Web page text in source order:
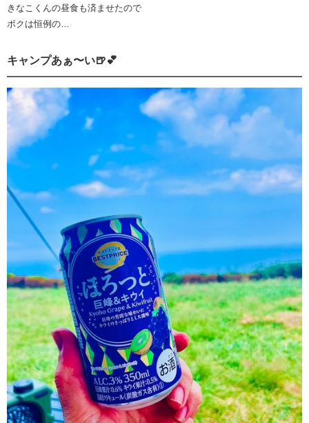
きなこくんの昼食も済ませたので
ボクは恒例の…
キャンプあぁ〜い🍺💕